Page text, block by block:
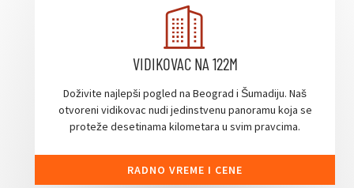
VIDIKOVAC NA 122M
Doživite najlepši pogled na Beograd i Šumadiju. Naš
otvoreni vidikovac nudi jedinstvenu panoramu koja se
proteže desetinama kilometara u svim pravcima.
RADNO VREME I CENE